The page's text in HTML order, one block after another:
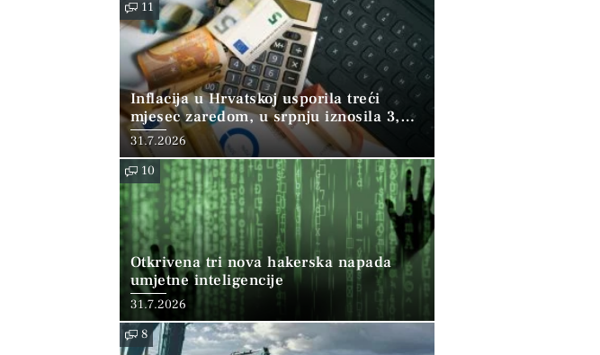
11
Inflacija u Hrvatskoj usporila treći
mjesec zaredom, u srpnju iznosila 3,9
posto
31.7.2026
10
Otkrivena tri nova hakerska napada
umjetne inteligencije
31.7.2026
8